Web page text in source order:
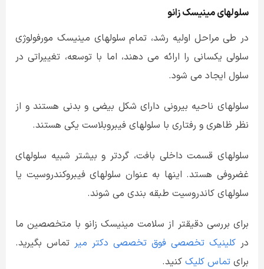
سلولهای مینیسک زانو
در طی مراحل اولیه رشد، تمام سلولهای مینیسک مورفولوژی
سلولی یکسانی را ارائه می دهند، اما با توسعه، تغییراتی در
سلول ایجاد می شود.
سلولهای ناحیه بیرونی دارای شکل بیضی و بدنی هستند و از
نظر ظاهری و رفتاری با سلولهای فیبروبلاست یکی هستند.
سلولهای قسمت داخلی بافت، گردتر و بیشتر شبیه سلولهای
غضروفی هستد. اینها به عنوان سلولهای فیبروكندروسیت یا
سلولهای كاندروسیت طبقه بندی می شوند.
برای بررسی دقیقتر از سلامت مینیسک زانو با متخصصین ما
در کلینیک تخصصی فوق تخصصی دکتر میر تماس بگیرید.
برای تماس کلیک کنید.